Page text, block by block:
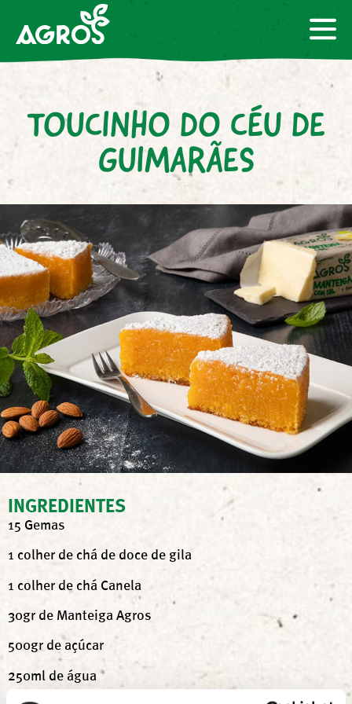
TOUCINHO DO CÉU DE
GUIMARÃES
INGREDIENTES
15 Gemas
1 colher de chá de doce de gila
1 colher de chá Canela
30gr de Manteiga Agros
500gr de açúcar
250ml de água